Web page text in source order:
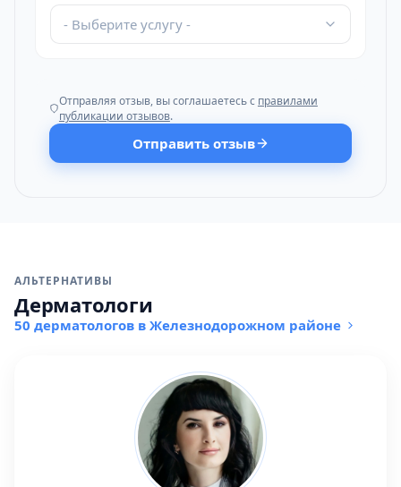
- Выберите услугу -
Отправляя отзыв, вы соглашаетесь с правилами
публикации отзывов.
Отправить отзыв
АЛЬТЕРНАТИВЫ
Дерматологи
50 дерматологов в Железнодорожном районе